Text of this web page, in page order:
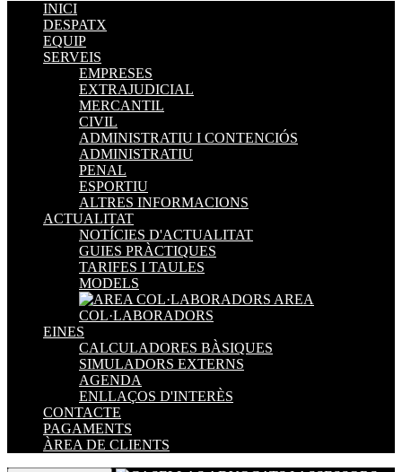
INICI
DESPATX
EQUIP
SERVEIS
EMPRESES
EXTRAJUDICIAL
MERCANTIL
CIVIL
ADMINISTRATIU I CONTENCIÓS
ADMINISTRATIU
PENAL
ESPORTIU
ALTRES INFORMACIONS
ACTUALITAT
NOTÍCIES D'ACTUALITAT
GUIES PRÀCTIQUES
TARIFES I TAULES
MODELS
AREA
COL·LABORADORS
EINES
CALCULADORES BÀSIQUES
SIMULADORS EXTERNS
AGENDA
ENLLAÇOS D'INTERÈS
CONTACTE
PAGAMENTS
ÀREA DE CLIENTS